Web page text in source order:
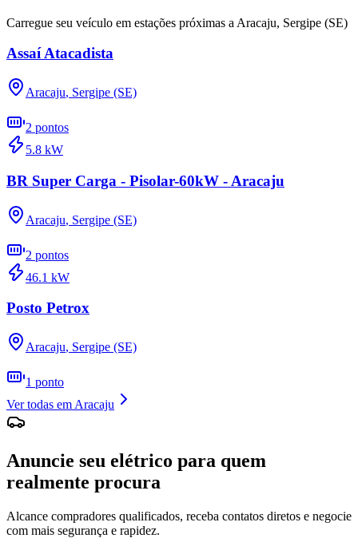
Carregue seu veículo em estações próximas a Aracaju, Sergipe (SE)
Assaí Atacadista
Aracaju, Sergipe (SE)
2 pontos
5.8 kW
BR Super Carga - Pisolar-60kW - Aracaju
Aracaju, Sergipe (SE)
2 pontos
46.1 kW
Posto Petrox
Aracaju, Sergipe (SE)
1 ponto
Ver todas em Aracaju
Anuncie seu elétrico para quem
realmente procura
Alcance compradores qualificados, receba contatos diretos e negocie
com mais segurança e rapidez.